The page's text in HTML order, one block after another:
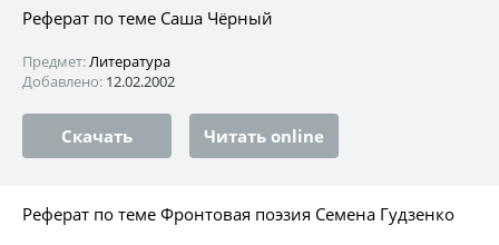
Реферат по теме Саша Чёрный
Предмет:Литература
Добавлено: 12.02.2002
Скачать Читать online
Реферат по теме Фронтовая поэзия Семена Гудзенко